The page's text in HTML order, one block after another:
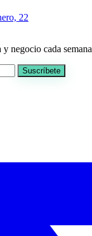
22
negocio cada semana
Suscríbete